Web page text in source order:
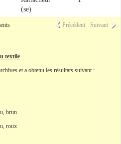
(se)
Précédent Suivant
textile
et a obtenu les résultats suivant :
brun
roux